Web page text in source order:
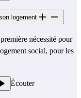
logement
nécessité pour
social, pour les
Écouter